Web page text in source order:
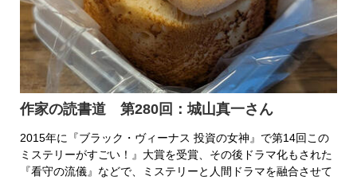
作家の読書道 第280回：城山真一さん
2015年に『ブラック・ヴィーナス 投資の女神』で第14回この
ミステリーがすごい！』大賞を受賞、その後ドラマ化もされた
『看守の流儀』などで、ミステリーと人間ドラマを融合させて